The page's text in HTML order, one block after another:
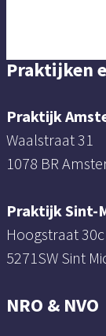
Praktijken
Praktijk
Waalstraat 31
1078 BR
Praktijk Sint-
Hoogstraat 30c
5271SW Sint
NRO & NVO